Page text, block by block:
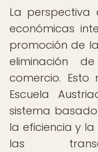
La perspectiva
económicas
promoción de
eliminación
comercio.
Escuela
sistema
la eficiencia y
las